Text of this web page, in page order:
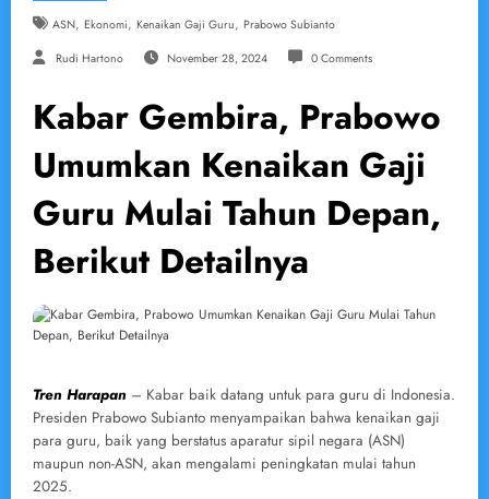
ASN, Ekonomi, Kenaikan Gaji Guru, Prabowo Subianto
Rudi Hartono November 28, 2024 0 Comments
Kabar Gembira, Prabowo
Umumkan Kenaikan Gaji
Guru Mulai Tahun Depan,
Berikut Detailnya
Tren Harapan – Kabar baik datang untuk para guru di Indonesia.
Presiden Prabowo Subianto menyampaikan bahwa kenaikan gaji
para guru, baik yang berstatus aparatur sipil negara (ASN)
maupun non-ASN, akan mengalami peningkatan mulai tahun
2025.